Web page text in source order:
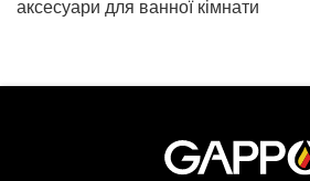
аксесуари для ванної кімнати